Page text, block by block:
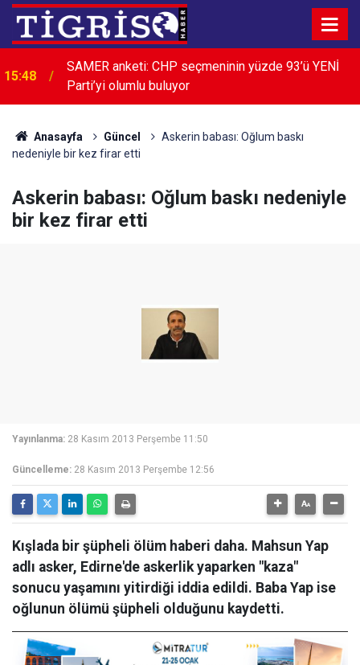
15:36 Otomobil orta refüje çarptı: 2 yaralı
Anasayfa Güncel
Askerin babası: Oğlum baskı
nedeniyle bir kez firar etti
Askerin babası: Oğlum baskı nedeniyle
bir kez firar etti
Yayınlanma: 28 Kasım 2013 Perşembe 11:50
Güncelleme: 28 Kasım 2013 Perşembe 12:56
Kışlada bir şüpheli ölüm haberi daha. Mahsun Yap
adlı asker, Edirne'de askerlik yaparken "kaza"
sonucu yaşamını yitirdiği iddia edildi. Baba Yap ise
oğlunun ölümü şüpheli olduğunu kaydetti.